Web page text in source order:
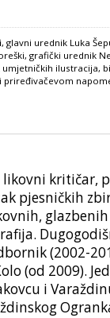
, glavni urednik Luka
grafički urednik
ilustracija,
priređivačevom
likovni kritičar,
pjesničkih
(2002-
(od 2009).
i